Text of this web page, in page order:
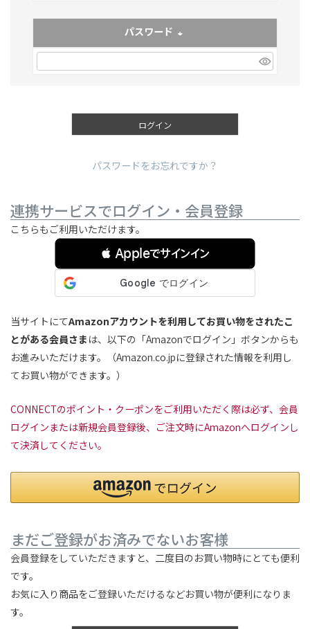
パスワード
(必須)
ログイン
パスワードをお忘れですか？
連携サービスでログイン・会員登録
こちらもご利用いただけます。
 Appleでサインイン
当サイトにてAmazonアカウントを利用してお買い物をされたこ
とがある会員さま は、以下の「Amazonでログイン」ボタンからも
お進みいただけます。（Amazon.co.jpに登録された情報を利用し
てお買い物ができます。）
CONNECTのポイント・クーポンをご利用いただく際は必ず、会員
ログインまたは新規会員登録後、ご注文時にAmazonへログインし
て決済してください。
まだご登録がお済みでないお客様
会員登録をしていただきますと、二度目のお買い物時にとても便利
です。
お気に入り商品をご登録いただけるなどお買い物が便利になりま
す。